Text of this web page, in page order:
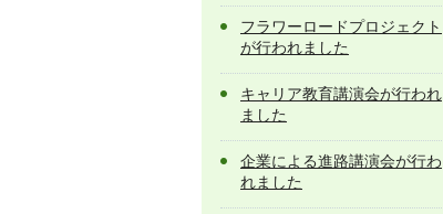
フラワーロードプロジェクト
が行われました
キャリア教育講演会が行われ
ました
企業による進路講演会が行わ
れました